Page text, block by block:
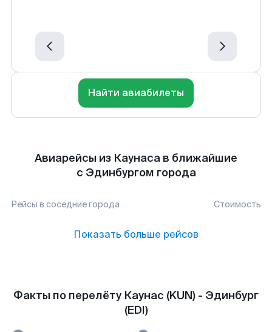
Найти авиабилеты
Авиарейсы из Каунаса в ближайшие
с Эдинбургом города
Рейсы в соседние города Стоимость
Показать больше рейсов
Факты по перелёту Каунас (KUN) - Эдинбург
(EDI)